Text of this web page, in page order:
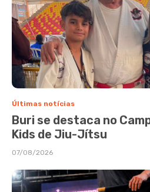
Últimas notícias
Buri se destaca no
Kids de Jiu-Jítsu
07/08/2026